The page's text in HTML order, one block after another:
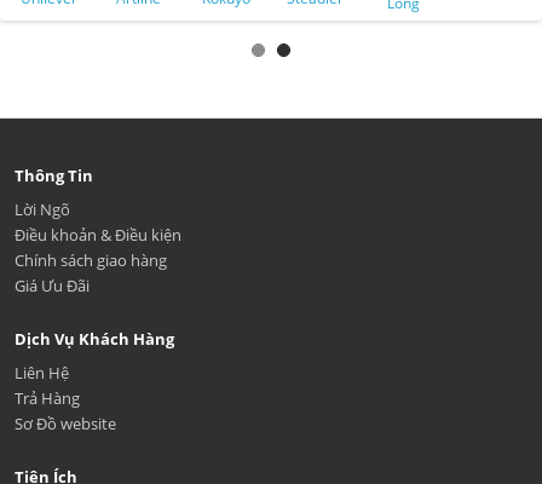
Thông Tin
Lời Ngõ
Điều khoản & Điều kiện
Chính sách giao hàng
Giá Ưu Đãi
Dịch Vụ Khách Hàng
Liên Hệ
Trả Hàng
Sơ Đồ website
Tiện Ích